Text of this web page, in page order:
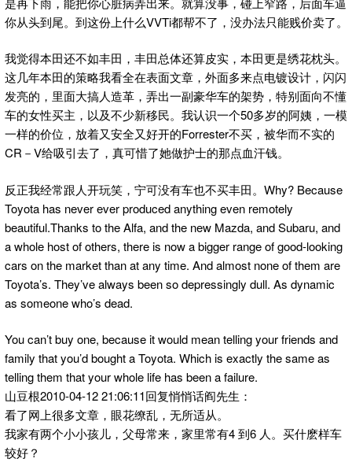
你从头到尾。到这份上什么VVTi都帮不了，没办法只能贱价卖了。
我觉得本田还不如丰田，丰田总体还算皮实，本田更是绣花枕头。
这几年本田的策略我看全在表面文章，外面多来点电镀设计，闪闪
发亮的，里面大搞人造革，弄出一副豪华车的架势，特别面向不懂
车的女性买主，以及不少新移民。我认识一个50多岁的阿姨，一模
一样的价位，放着又安全又好开的Forrester不买，被华而不实的
CR－V给吸引去了，真可惜了她做护士的那点血汗钱。
反正我经常跟人开玩笑，宁可没有车也不买丰田。Why? Because
Toyota has never ever produced anything even remotely
beautiful.Thanks to the Alfa, and the new Mazda, and Subaru, and
a whole host of others, there is now a bigger range of good-looking
cars on the market than at any time. And almost none of them are
Toyota’s. They’ve always been so depressingly dull. As dynamic
as someone who’s dead.
You can’t buy one, because it would mean telling your friends and
family that you’d bought a Toyota. Which is exactly the same as
telling them that your whole life has been a failure.
山豆根2010-04-12 21:06:11回复悄悄话阎先生：
看了网上很多文章，眼花缭乱，无所适从。
我家有两个小小孩儿，父母常来，家里常有4 到6 人。买什麽样车
较好？